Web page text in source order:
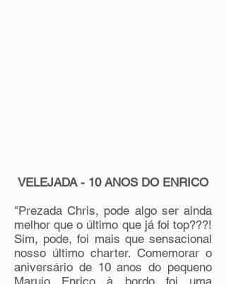
VELEJADA - 10 ANOS DO ENRICO
"Prezada Chris, pode algo ser ainda
melhor que o último que já foi top???!
Sim, pode, foi mais que sensacional
nosso último charter. Comemorar o
aniversário de 10 anos do pequeno
Marujo Enrico à bordo foi uma